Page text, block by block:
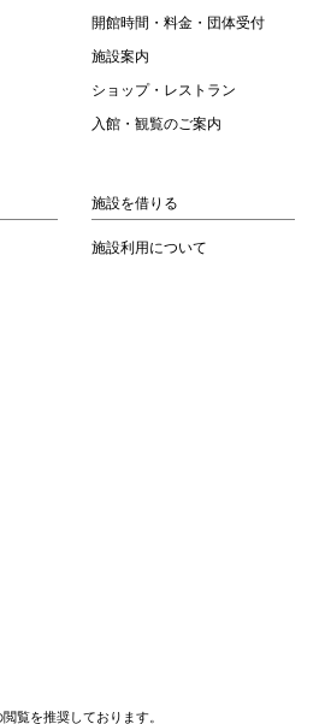
開館時間・料金・団体受付
施設案内
ショップ・レストラン
入館・観覧のご案内
施設を借りる
施設利用について
覧を推奨しております。